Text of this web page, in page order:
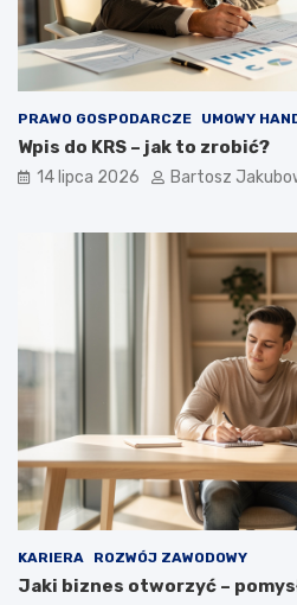
PRAWO GOSPODARCZE UMOWY
Wpis do KRS – jak to zrobić?
14 lipca 2026 Bartosz
KARIERA ROZWÓJ ZAWODOWY
Jaki biznes otworzyć –